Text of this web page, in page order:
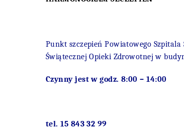
Punkt szczepień Powiatowego
Świątecznej Opieki Zdrowotnej w
Czynny jest w godz. 8:00 – 14:00
tel. 15 843 32 99